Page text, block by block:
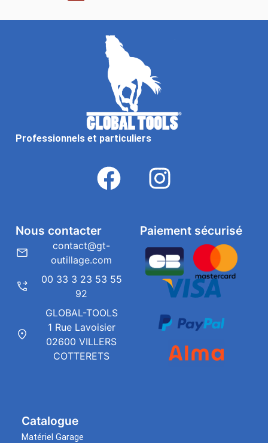
Professionnels et particuliers
Catalogue
Matériel Garage
Paiement sécurisé
Nous contacter
contact@gt-
outillage.com
00 33 3 23 53 55
92
GLOBAL-TOOLS
1 Rue Lavoisier
02600 VILLERS
COTTERETS